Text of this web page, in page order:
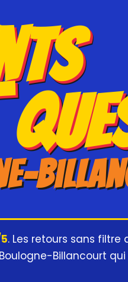
. Les retours sans filtre
Billancourt